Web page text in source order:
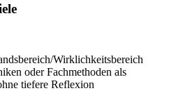
Wirklichkeitsbereich
oder Fachmethoden als
tiefere Reflexion